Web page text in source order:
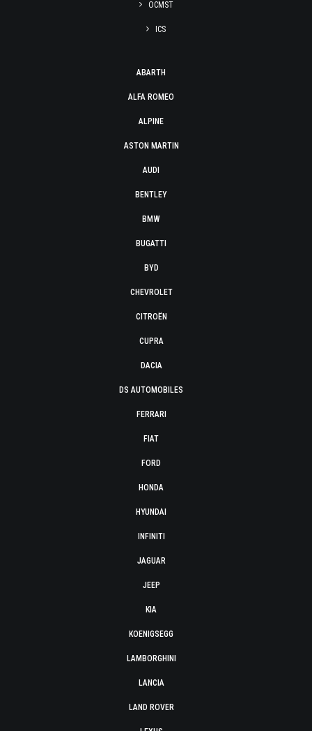
OCMST
ICS
ABARTH
ALFA ROMEO
ALPINE
ASTON MARTIN
AUDI
BENTLEY
BMW
BUGATTI
BYD
CHEVROLET
CITROËN
CUPRA
DACIA
DS AUTOMOBILES
FERRARI
FIAT
FORD
HONDA
HYUNDAI
INFINITI
JAGUAR
JEEP
KIA
KOENIGSEGG
LAMBORGHINI
LANCIA
LAND ROVER